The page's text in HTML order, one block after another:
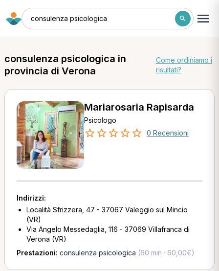
consulenza psicologica
consulenza psicologica in
provincia di Verona
Come ordiniamo i
risultati?
Mariarosaria Rapisarda
Psicologo
0 Recensioni
Indirizzi:
Località Sfrizzera, 47 - 37067 Valeggio sul Mincio
(VR)
Via Angelo Messedaglia, 116 - 37069 Villafranca di
Verona (VR)
Prestazioni: consulenza psicologica (60 min · 60,00€)